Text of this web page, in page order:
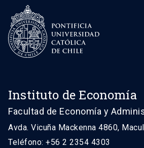
Instituto de Economía
Facultad de Economía y
Avda. Vicuña Mackenna 4860,
Teléfono: +56 2 2354 4303